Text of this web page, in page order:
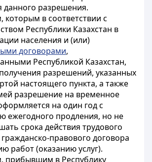
данного разрешения.
в соответствии с
Республики Казахстан в
населения и (или)
договорами,
Республикой Казахстан,
разрешений, указанных
настоящего пункта, а также
разрешение на временное
на один год с
ежегодного продления, но не
срока действия трудового
правового договора
работ (оказанию услуг).
прибывшим в Республику